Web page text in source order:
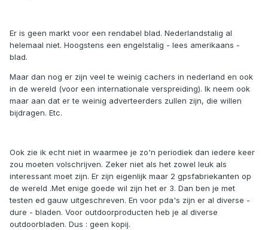
Er is geen markt voor een rendabel blad. Nederlandstalig al
helemaal niet. Hoogstens een engelstalig - lees amerikaans -
blad.
Maar dan nog er zijn veel te weinig cachers in nederland en ook
in de wereld (voor een internationale verspreiding). Ik neem ook
maar aan dat er te weinig adverteerders zullen zijn, die willen
bijdragen. Etc.
Ook zie ik echt niet in waarmee je zo'n periodiek dan iedere keer
zou moeten volschrijven. Zeker niet als het zowel leuk als
interessant moet zijn. Er zijn eigenlijk maar 2 gpsfabriekanten op
de wereld .Met enige goede wil zijn het er 3. Dan ben je met
testen ed gauw uitgeschreven. En voor pda's zijn er al diverse -
dure - bladen. Voor outdoorproducten heb je al diverse
outdoorbladen. Dus : geen kopij.